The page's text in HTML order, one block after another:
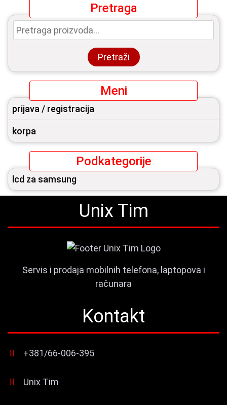
Pretraga
Pretraga
za:
Pretraži
Meni
prijava / registracija
korpa
Podkategorije
lcd za samsung
Unix Tim
Servis i prodaja mobilnih telefona, laptopova i
računara
Kontakt
+381/66-006-395
Unix Tim